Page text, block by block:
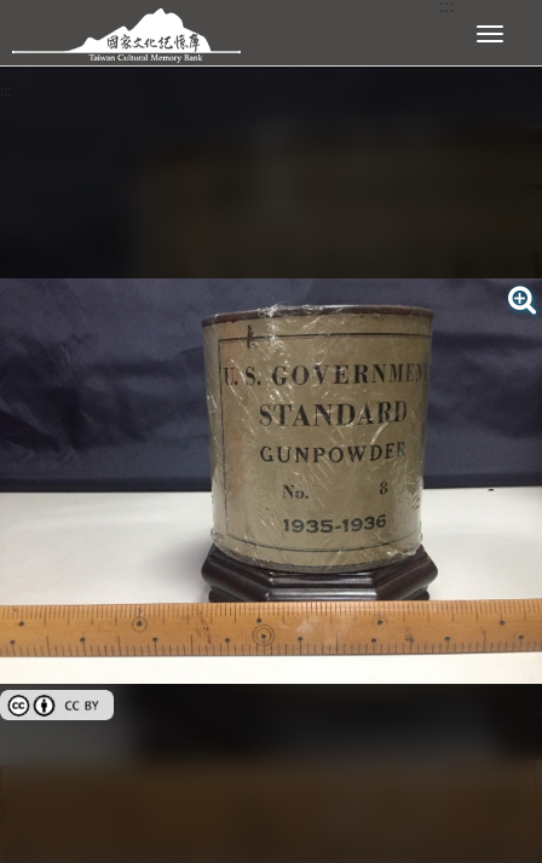
跳到主要內容區塊 展開選單
:::
創用CC姓名標示 3.0 台灣及其後版本(CC BY 3.0 TW +)